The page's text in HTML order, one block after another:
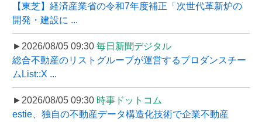
【東芝】経済産業省の令和7年度補正「次世代革新炉の
開発・建設に ...
►2026/08/05 09:30 毎日新聞デジタル
総合不動産のリストグループが運営するプロダンスチー
ムList::X ...
►2026/08/05 09:30 時事ドットコム
estie、独自の不動産データ構造化技術で企業不動産